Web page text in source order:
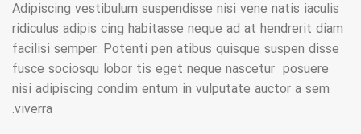
Adipiscing vestibulum suspendisse nisi vene natis iaculis
ridiculus adipis cing habitasse neque ad at hendrerit diam
facilisi semper. Potenti pen atibus quisque suspen disse
fusce sociosqu lobor tis eget neque nascetur posuere
nisi adipiscing condim entum in vulputate auctor a sem
viverra.